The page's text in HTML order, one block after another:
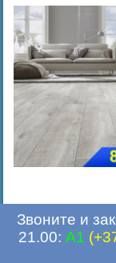
Звоните и
21.00: A1